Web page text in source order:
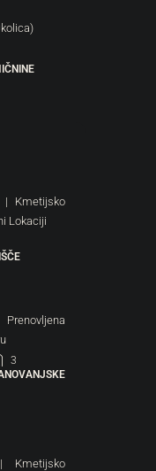
| Kmetijsko
Lokaciji
3
Kmetijsko